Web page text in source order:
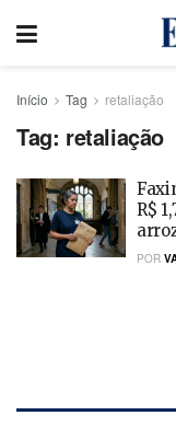
Início Tag retaliação
Tag: retaliação
R$
POR